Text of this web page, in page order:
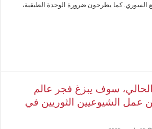
السوري. كما يطرحون ضرورة الوحدة الطبقية،
سوف يبزغ فجر عالم
عمل الشيوعيين الثوريين في